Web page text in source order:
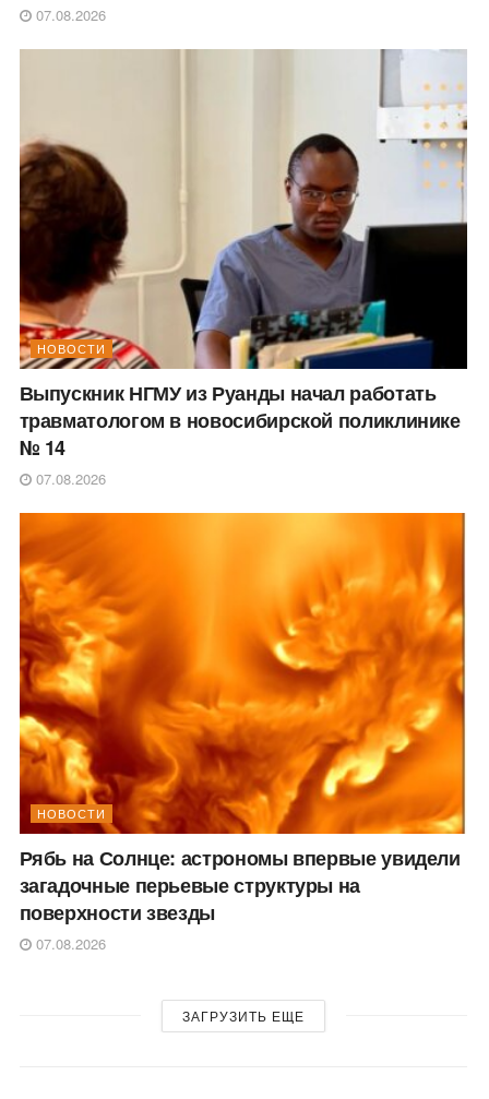
07.08.2026
НОВОСТИ
Выпускник НГМУ из Руанды начал работать
травматологом в новосибирской поликлинике
№ 14
07.08.2026
НОВОСТИ
Рябь на Солнце: астрономы впервые увидели
загадочные перьевые структуры на
поверхности звезды
07.08.2026
ЗАГРУЗИТЬ ЕЩЕ